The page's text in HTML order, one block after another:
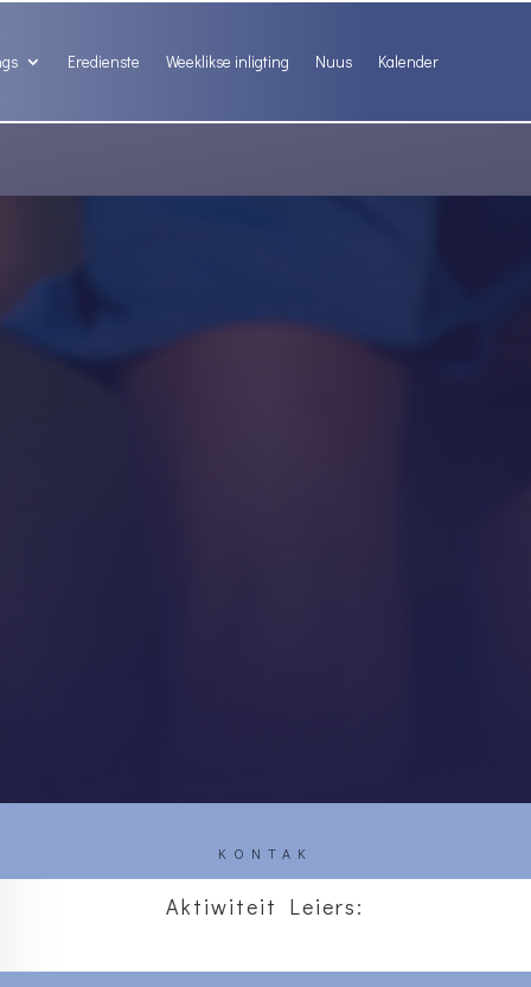
Eredienste Weeklikse inligting Nuus Kalender
KONTAK
Aktiwiteit Leiers: